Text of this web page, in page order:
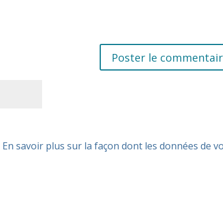
En savoir plus sur la façon dont les données de